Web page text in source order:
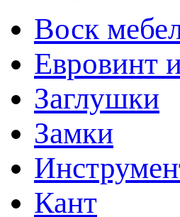
Воск
Евровинт
Заглушки
Замки
Кант